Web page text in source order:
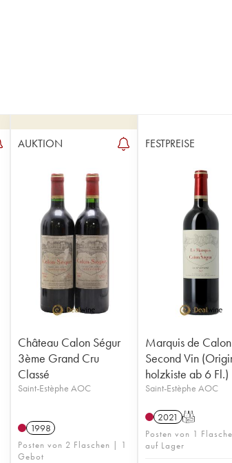
AUKTION
Château Calon Ségur
3ème Grand Cru
Classé
Saint-Estèphe AOC
1998
Posten von 2 Flaschen | 1
Gebot
FESTPREISE
Marquis de Calon
Second Vin
holzkiste ab 6 Fl.)
Saint-Estèphe AOC
2021 T
Posten von 1
auf Lager